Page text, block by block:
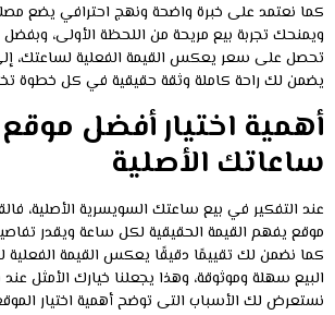
كما نعتمد على خبرة واضحة ونهج احترافي يضع
ويمنحك تجربة بيع مريحة من اللحظة الأولى، وبفضل
تحصل على سعر يعكس القيمة الفعلية لساعتك،
يضمن لك راحة كاملة وثقة حقيقية في كل خطوة
أهمية اختيار أفضل
ساعاتك الأصلية
عند التفكير في بيع ساعتك السويسرية الأصلية،
موقع يفهم القيمة الحقيقية لكل ساعة ويقدر
كما نضمن لك تقييمًا دقيقًا يعكس القيمة الفعلية
البيع سهلة وموثوقة، وهذا يجعلنا خيارك الأمثل
نستعرض لك الأسباب التى توضح أهمية اختيار